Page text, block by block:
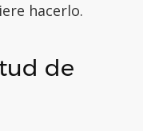
hacerlo.
de